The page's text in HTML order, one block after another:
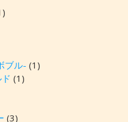
ブル- (1)
(1)
(3)